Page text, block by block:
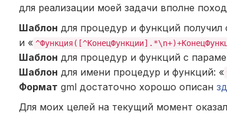
для реализации моей задачи вполне
Шаблон для процедур и функций
и «
Шаблон для процедур и функций с
Шаблон для имени процедур и функций: «
Формат gml достаточно хорошо описан
Для моих целей на текущий момент